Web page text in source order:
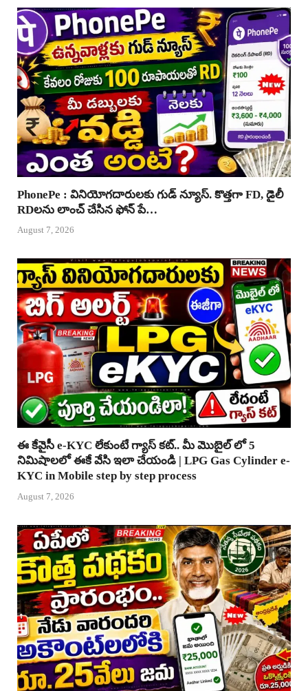
PhonePe : వినియోగదారులకు గుడ్ న్యూస్. కొత్తగా FD, డైలీ
RDలను లాంచ్ చేసిన ఫోన్ పే…
August 7, 2026
ఈ కేవైసీ e-KYC లేకుంటే గ్యాస్ కట్.. మీ మొబైల్ లో 5
నిమిషాలలో ఈకే వేసి ఇలా చేయండి | LPG Gas Cylinder e-
KYC in Mobile step by step process
August 7, 2026